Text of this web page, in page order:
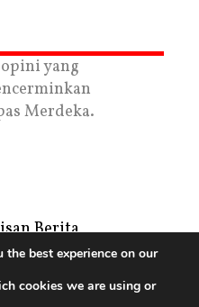
yang
Merdeka.
Berita
best experience on our
cookies we are using or